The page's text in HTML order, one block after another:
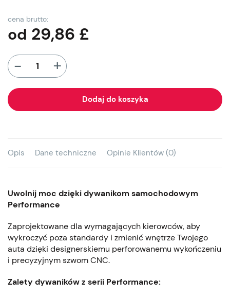
cena brutto:
od 29,86 £
- +
Dodaj do koszyka
Opis Dane techniczne Opinie Klientów (0)
Uwolnij moc dzięki dywanikom samochodowym
Performance
Zaprojektowane dla wymagających kierowców, aby
wykroczyć poza standardy i zmienić wnętrze Twojego
auta dzięki designerskiemu perforowanemu wykończeniu
i precyzyjnym szwom CNC.
Zalety dywaników z serii Performance: